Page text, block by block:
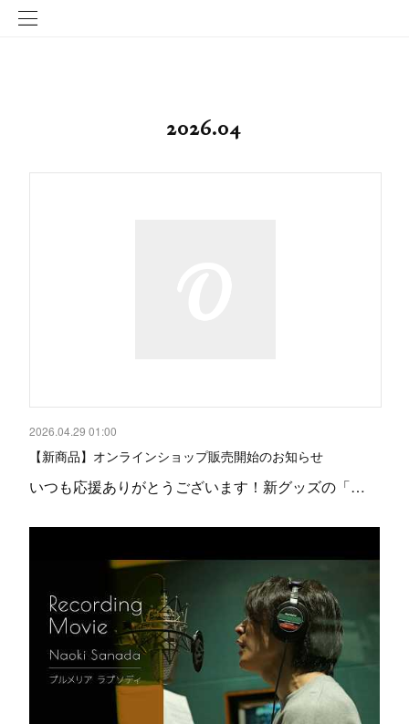
2026.04
2026.04.29 01:00
【新商品】オンラインショップ販売開始のお知らせ
いつも応援ありがとうございます！新グッズの「…